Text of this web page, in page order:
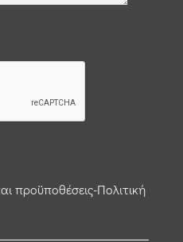
προϋποθέσεις-Πολιτική